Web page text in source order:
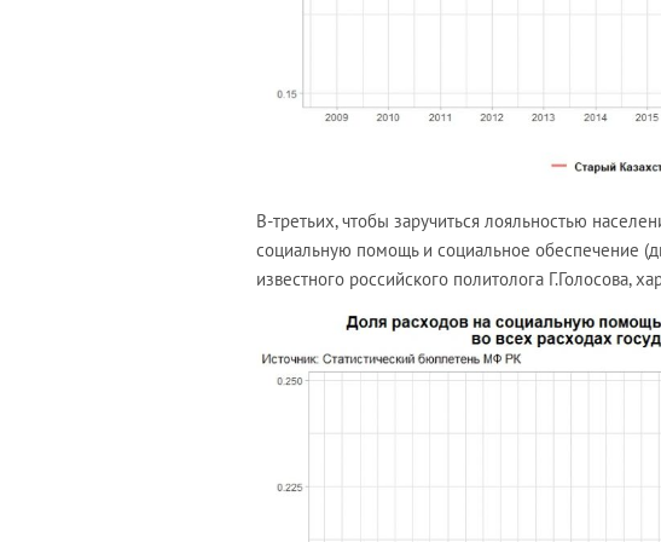
В-третьих, чтобы заручиться лояльностью
социальную помощь и социальное обеспечение
известного российского политолога Г.Голосова,